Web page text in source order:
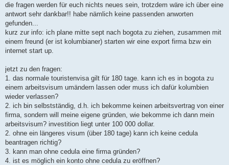
r
a
die fragen werden für euch nichts neues sein, trotzdem wäre ich über eine
antwort sehr dankbar!! habe nämlich keine passenden anworten
gefunden...
kurz zur info: ich plane mitte sept nach bogota zu ziehen, zusammen mit
einem freund (er ist kolumbianer) starten wir eine export firma bzw ein
internet start up.
jetzt zu den fragen:
1. das normale touristenvisa gilt für 180 tage. kann ich es in bogota zu
einem arbeitsvisum umändern lassen oder muss ich dafür kolumbien
wieder verlassen?
2. ich bin selbstständig, d.h. ich bekomme keinen arbeitsvertrag von einer
firma, sondern will meine eigene gründen, wie bekomme ich dann mein
arbeitsvisum? investition liegt unter 100 000 dollar.
2. ohne ein längeres visum (über 180 tage) kann ich keine cedula
beantragen richtig?
3. kann man ohne cedula eine firma gründen?
4. ist es möglich ein konto ohne cedula zu eröffnen?